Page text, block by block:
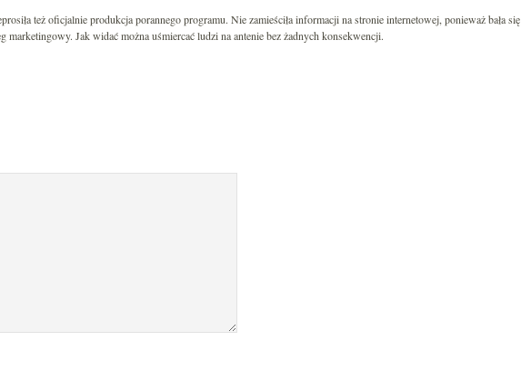
też oficjalnie produkcja porannego programu. Nie zamieściła informacji na stronie internetowej, ponieważ bała się
marketingowy. Jak widać można uśmiercać ludzi na antenie bez żadnych konsekwencji.